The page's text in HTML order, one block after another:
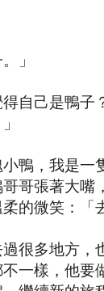
」
得自己是鴨
小鴨，我是
哥張著大
的微笑：「
很多地方，
一樣，他